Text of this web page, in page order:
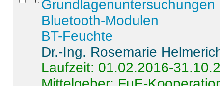
Bluetooth-Modulen
BT-Feuchte
Dr.-Ing. Rosemarie
Laufzeit: 01.02.2016-